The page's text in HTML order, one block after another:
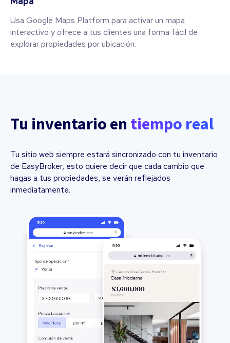
Usa Google Maps Platform para activar un mapa
interactivo y ofrece a tus clientes una forma fácil de
explorar propiedades por ubicación.
Tu inventario en tiempo real
Tu sitio web siempre estará sincronizado con tu inventario
de EasyBroker, esto quiere decir que cada cambio que
hagas a tus propiedades, se verán reflejados
inmediatamente.